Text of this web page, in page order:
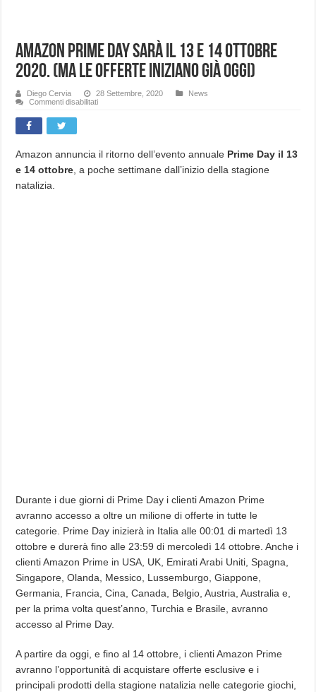
Amazon Prime Day sarà il 13 e 14 Ottobre
2020. (Ma le offerte iniziano già oggi)
Diego Cervia 28 Settembre, 2020
News
Commenti disabilitatisu
13
e
14
Amazon annuncia il ritorno dell’evento annuale Prime Day il 13
e 14 ottobre , a poche settimane dall’inizio della stagione
natalizia.
Durante i due giorni di Prime Day i clienti Amazon Prime
avranno accesso a oltre un milione di offerte in tutte le
categorie. Prime Day inizierà in Italia alle 00:01 di martedì 13
ottobre e durerà fino alle 23:59 di mercoledì 14 ottobre. Anche i
clienti Amazon Prime in USA, UK, Emirati Arabi Uniti, Spagna,
Singapore, Olanda, Messico, Lussemburgo, Giappone,
Germania, Francia, Cina, Canada, Belgio, Austria, Australia e,
per la prima volta quest’anno, Turchia e Brasile, avranno
accesso al Prime Day.
A partire da oggi, e fino al 14 ottobre, i clienti Amazon Prime
avranno l’opportunità di acquistare offerte esclusive e i
principali prodotti della stagione natalizia nelle categorie giochi,